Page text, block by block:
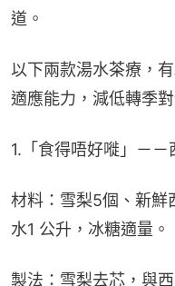
道。
以下兩款湯水茶療，
適應能力，減低轉季
1.「食得唔好嘥」－
材料：雪梨5個、新鮮
水1 公升，冰糖適量。
製法：雪梨去芯，與